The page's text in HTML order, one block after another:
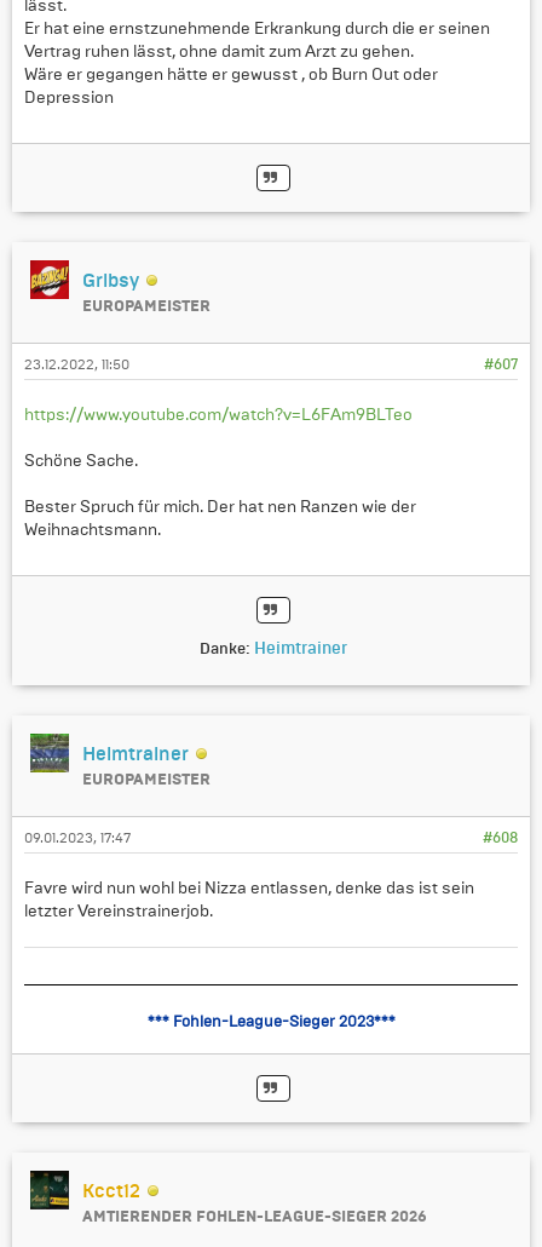
lässt.
Er hat eine ernstzunehmende Erkrankung durch die er seinen
Vertrag ruhen lässt, ohne damit zum Arzt zu gehen.
Wäre er gegangen hätte er gewusst , ob Burn Out oder
Depression
Gribsy
EUROPAMEISTER
#607
23.12.2022, 11:50
https://www.youtube.com/watch?v=L6FAm9BLTeo
Schöne Sache.
Bester Spruch für mich. Der hat nen Ranzen wie der
Weihnachtsmann.
Danke: Heimtrainer
Heimtrainer
EUROPAMEISTER
#608
09.01.2023, 17:47
Favre wird nun wohl bei Nizza entlassen, denke das ist sein
letzter Vereinstrainerjob.
*** Fohlen-League-Sieger 2023***
Kcct12
AMTIERENDER FOHLEN-LEAGUE-SIEGER 2026